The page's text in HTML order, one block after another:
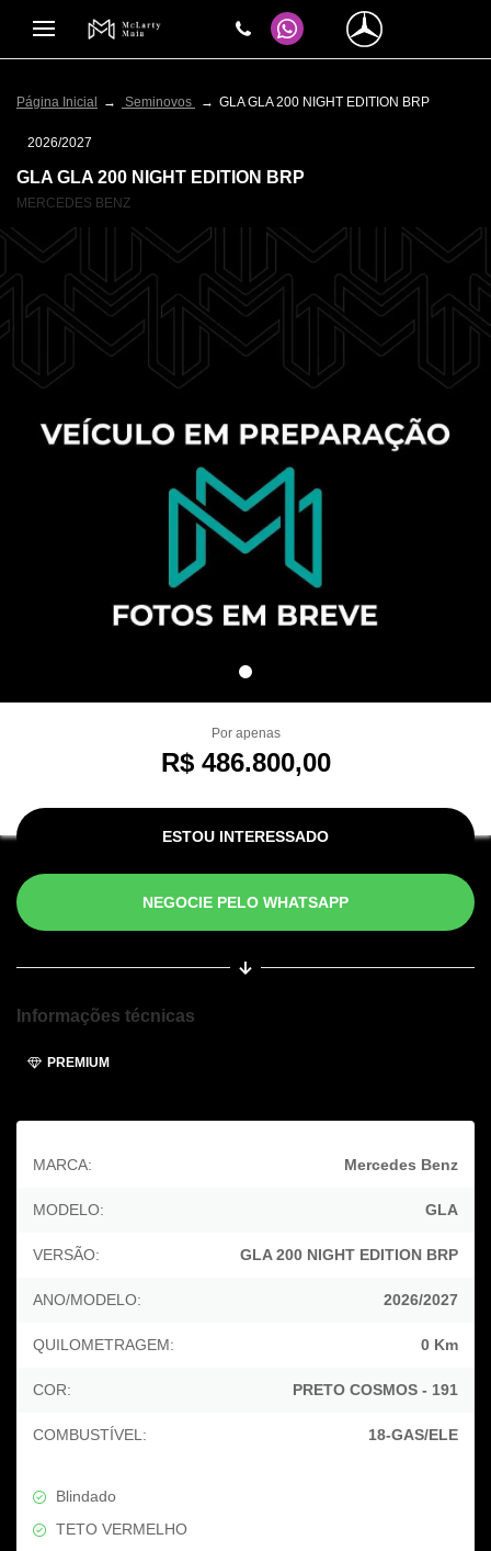
Página Inicial Seminovos GLA GLA 200 NIGHT EDITION BRP
2026/2027
GLA GLA 200 NIGHT EDITION BRP
MERCEDES BENZ
Por apenas
R$ 486.800,00
ESTOU INTERESSADO
NEGOCIE PELO WHATSAPP
Informações técnicas
PREMIUM
MARCA: Mercedes Benz
MODELO: GLA
VERSÃO: GLA 200 NIGHT EDITION BRP
ANO/MODELO: 2026/2027
QUILOMETRAGEM: 0 Km
COR: PRETO COSMOS - 191
COMBUSTÍVEL: 18-GAS/ELE
Blindado
TETO VERMELHO